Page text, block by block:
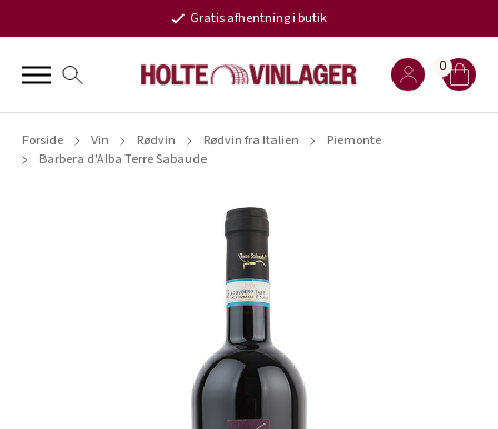
Gratis afhentning i butik
0
Forside Vin Rødvin Rødvin fra Italien
Piemonte
Barbera d'Alba Terre Sabaude